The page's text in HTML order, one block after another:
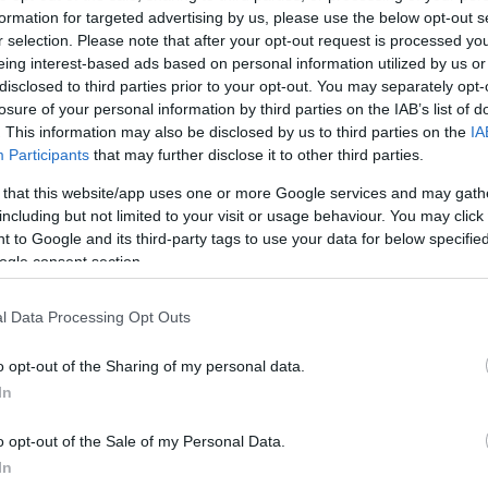
for targeted advertising by us, please use the below opt-out
selection. Please note that after your opt-out request is processed
interest-based ads based on personal information utilized by us
to third parties prior to your opt-out. You may separately
of your personal information by third parties on the IAB’s list of
This information may also be disclosed by us to third parties on the
Participants that may further disclose it to other third parties.
that this website/app uses one or more Google services and may
but not limited to your visit or usage behaviour. You may
to Google and its third-party tags to use your data for below
consent section.
Data Processing Opt Outs
opt-out of the Sharing of my personal data.
opt-out of the Sale of my Personal Data.
Νίκολς εξήρε την απόφαση με ανακοίνωση
της, χαρακτηρίζοντάς τη «πρέπουσα και ανάλογη
Νίκολς», καθώς και «δίκαιη» για «όλους τους
της βίαιης σύλληψης του 29χρονου από πέντε
προκάλεσε φρίκη, σοκ και σύγχυση στις ΗΠΑ,
έκρηξη ανάλογη με εκείνη του
οι αρχές.